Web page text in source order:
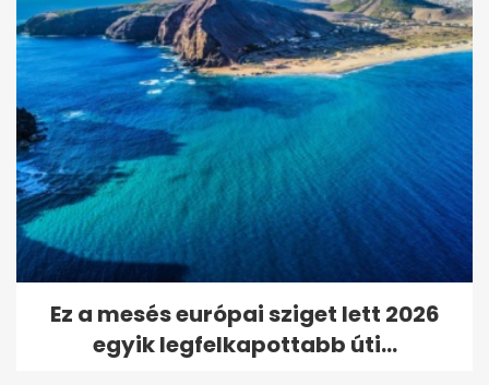
Ez a mesés európai sziget lett 2026
egyik legfelkapottabb úti...